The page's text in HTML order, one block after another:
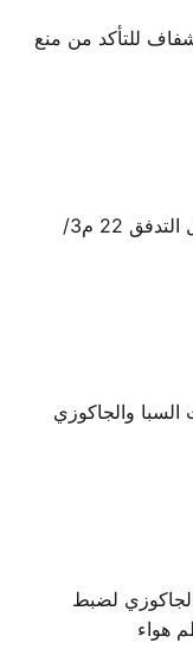
بوصة بجسم شفاف للتأكد من منع
فلتر رملي علوي ملفوف 30 بوصة. معدل التدفق 22 م3/
والجاكوزي
والجاكوزي لضبط
هواء